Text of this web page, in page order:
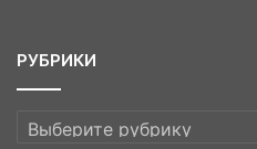
РУБРИКИ
РУБРИКИ